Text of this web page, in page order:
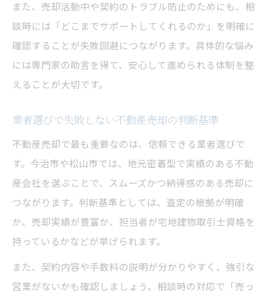
また、売却活動中や契約のトラブル防止のためにも、相
談時には「どこまでサポートしてくれるのか」を明確に
確認することが失敗回避につながります。具体的な悩み
には専門家の助言を得て、安心して進められる体制を整
えることが大切です。
業者選びで失敗しない不動産売却の判断基準
不動産売却で最も重要なのは、信頼できる業者選びで
す。今治市や松山市では、地元密着型で実績のある不動
産会社を選ぶことで、スムーズかつ納得感のある売却に
つながります。判断基準としては、査定の根拠が明確
か、売却実績が豊富か、担当者が宅地建物取引士資格を
持っているかなどが挙げられます。
また、契約内容や手数料の説明が分かりやすく、強引な
営業がないかも確認しましょう。相談時の対応で「売っ